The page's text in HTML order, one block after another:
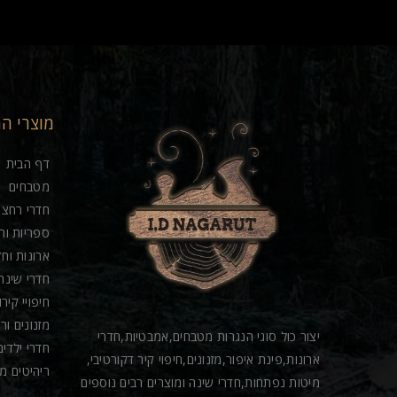
יצור כול סוגי הנגרות מטבחים,אמבטיות,חדרי
ארונות,פינת איפור,מזנונים,חיפוי קיר דקורטיבי,
מיטות נפתחות,חדרי שינה ומוצרים רבים נוספים
מוצרי
דף הבית
מטבחים
חדרי
ספריות
ארונות
חדרי
חיפויי
מזנונים
חדרי
ריהיטים